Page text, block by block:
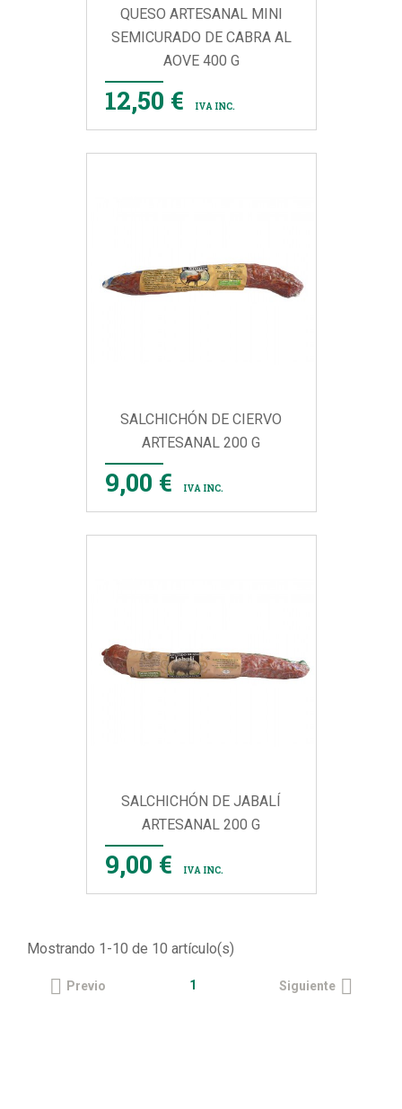
QUESO ARTESANAL MINI
SEMICURADO DE CABRA AL
AOVE 400 G
12,50 € IVA INC.
SALCHICHÓN DE CIERVO
ARTESANAL 200 G
9,00 € IVA INC.
SALCHICHÓN DE JABALÍ
ARTESANAL 200 G
9,00 € IVA INC.
Mostrando 1-10 de 10 artículo(s)
 Previo 1 Siguiente 